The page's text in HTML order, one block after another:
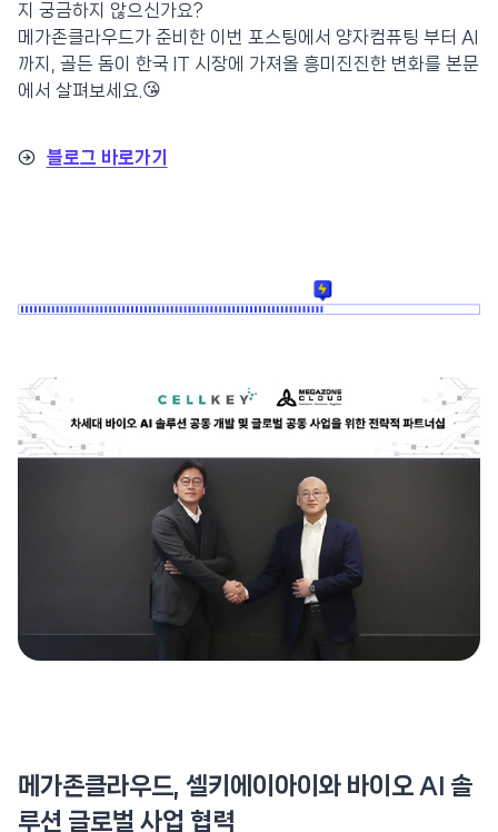
지 궁금하지 않으신가요?
메가존클라우드가 준비한 이번 포스팅에서 양자컴퓨팅 부터 AI
까지, 골든 돔이 한국 IT 시장에 가져올 흥미진진한 변화를 본문
에서 살펴보세요.😘
블로그 바로가기
메가존클라우드, 셀키에이아이와 바이오 AI 솔
루션 글로벌 사업 협력